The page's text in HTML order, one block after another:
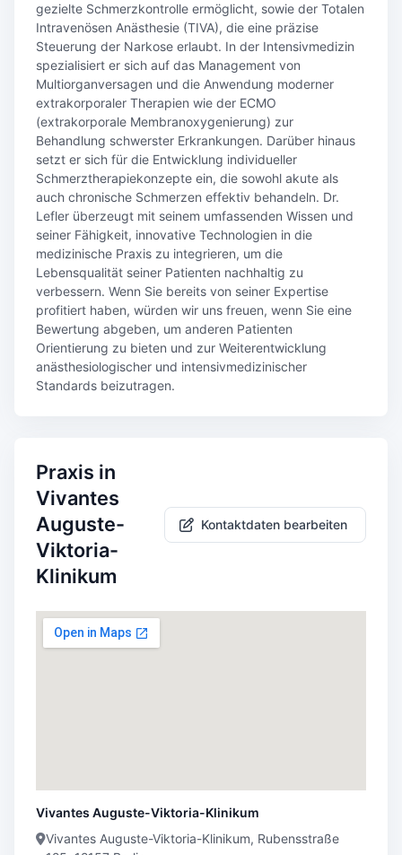
gezielte Schmerzkontrolle ermöglicht, sowie der Totalen
Intravenösen Anästhesie (TIVA), die eine präzise
Steuerung der Narkose erlaubt. In der Intensivmedizin
spezialisiert er sich auf das Management von
Multiorganversagen und die Anwendung moderner
extrakorporaler Therapien wie der ECMO
(extrakorporale Membranoxygenierung) zur
Behandlung schwerster Erkrankungen. Darüber hinaus
setzt er sich für die Entwicklung individueller
Schmerztherapiekonzepte ein, die sowohl akute als
auch chronische Schmerzen effektiv behandeln. Dr.
Lefler überzeugt mit seinem umfassenden Wissen und
seiner Fähigkeit, innovative Technologien in die
medizinische Praxis zu integrieren, um die
Lebensqualität seiner Patienten nachhaltig zu
verbessern. Wenn Sie bereits von seiner Expertise
profitiert haben, würden wir uns freuen, wenn Sie eine
Bewertung abgeben, um anderen Patienten
Orientierung zu bieten und zur Weiterentwicklung
anästhesiologischer und intensivmedizinischer
Standards beizutragen.
Praxis in
Vivantes
Auguste-
Viktoria-
Klinikum
Kontaktdaten bearbeiten
Vivantes Auguste-Viktoria-Klinikum
Vivantes Auguste-Viktoria-Klinikum, Rubensstraße